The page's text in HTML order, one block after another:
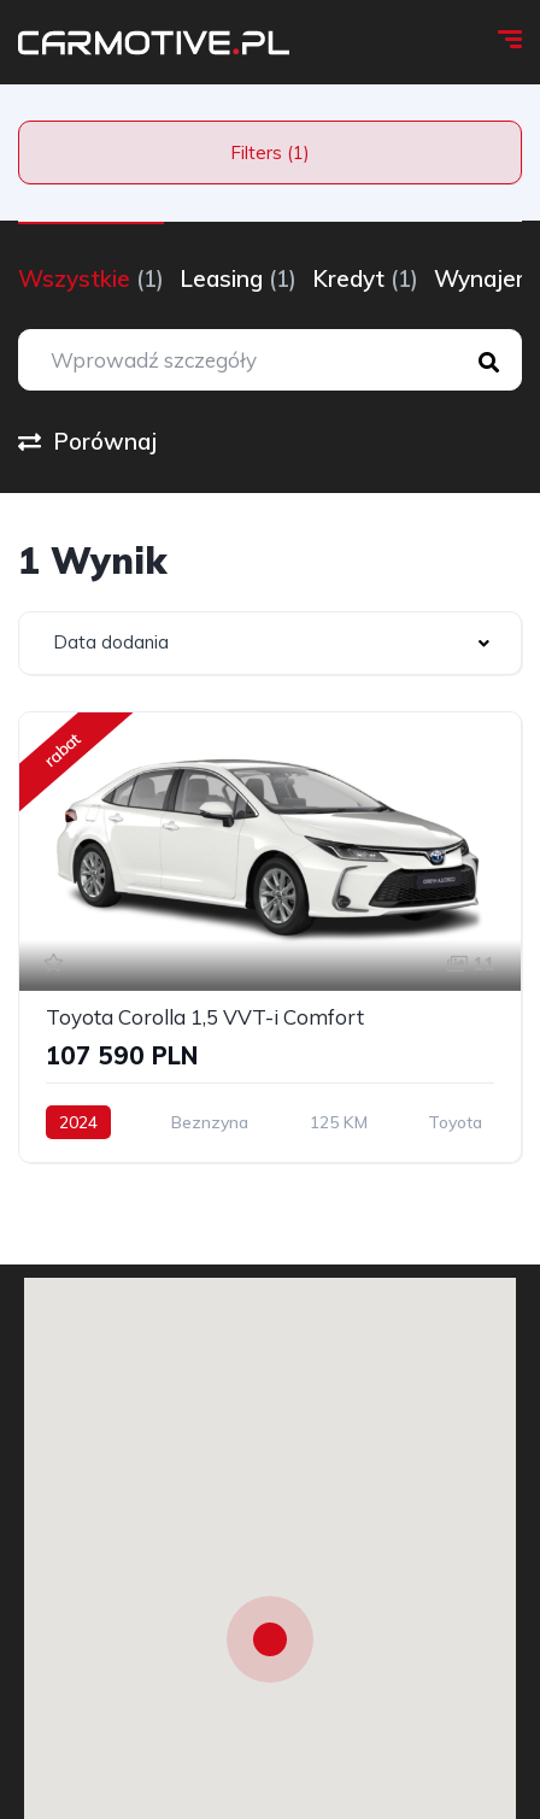
Filters (1)
Wszystkie (1) Leasing (1) Kredyt (1) Wynajem
Porównaj
1 Wynik
Data dodania
rabat
11
Toyota Corolla 1,5 VVT-i Comfort
107 590 PLN
2024 Beznzyna 125 KM Toyota